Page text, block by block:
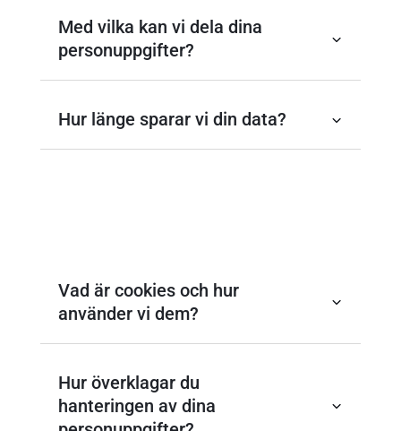
Med vilka kan vi dela dina
personuppgifter?
Hur länge sparar vi din data?
Vad är cookies och hur
använder vi dem?
Hur överklagar du
hanteringen av dina